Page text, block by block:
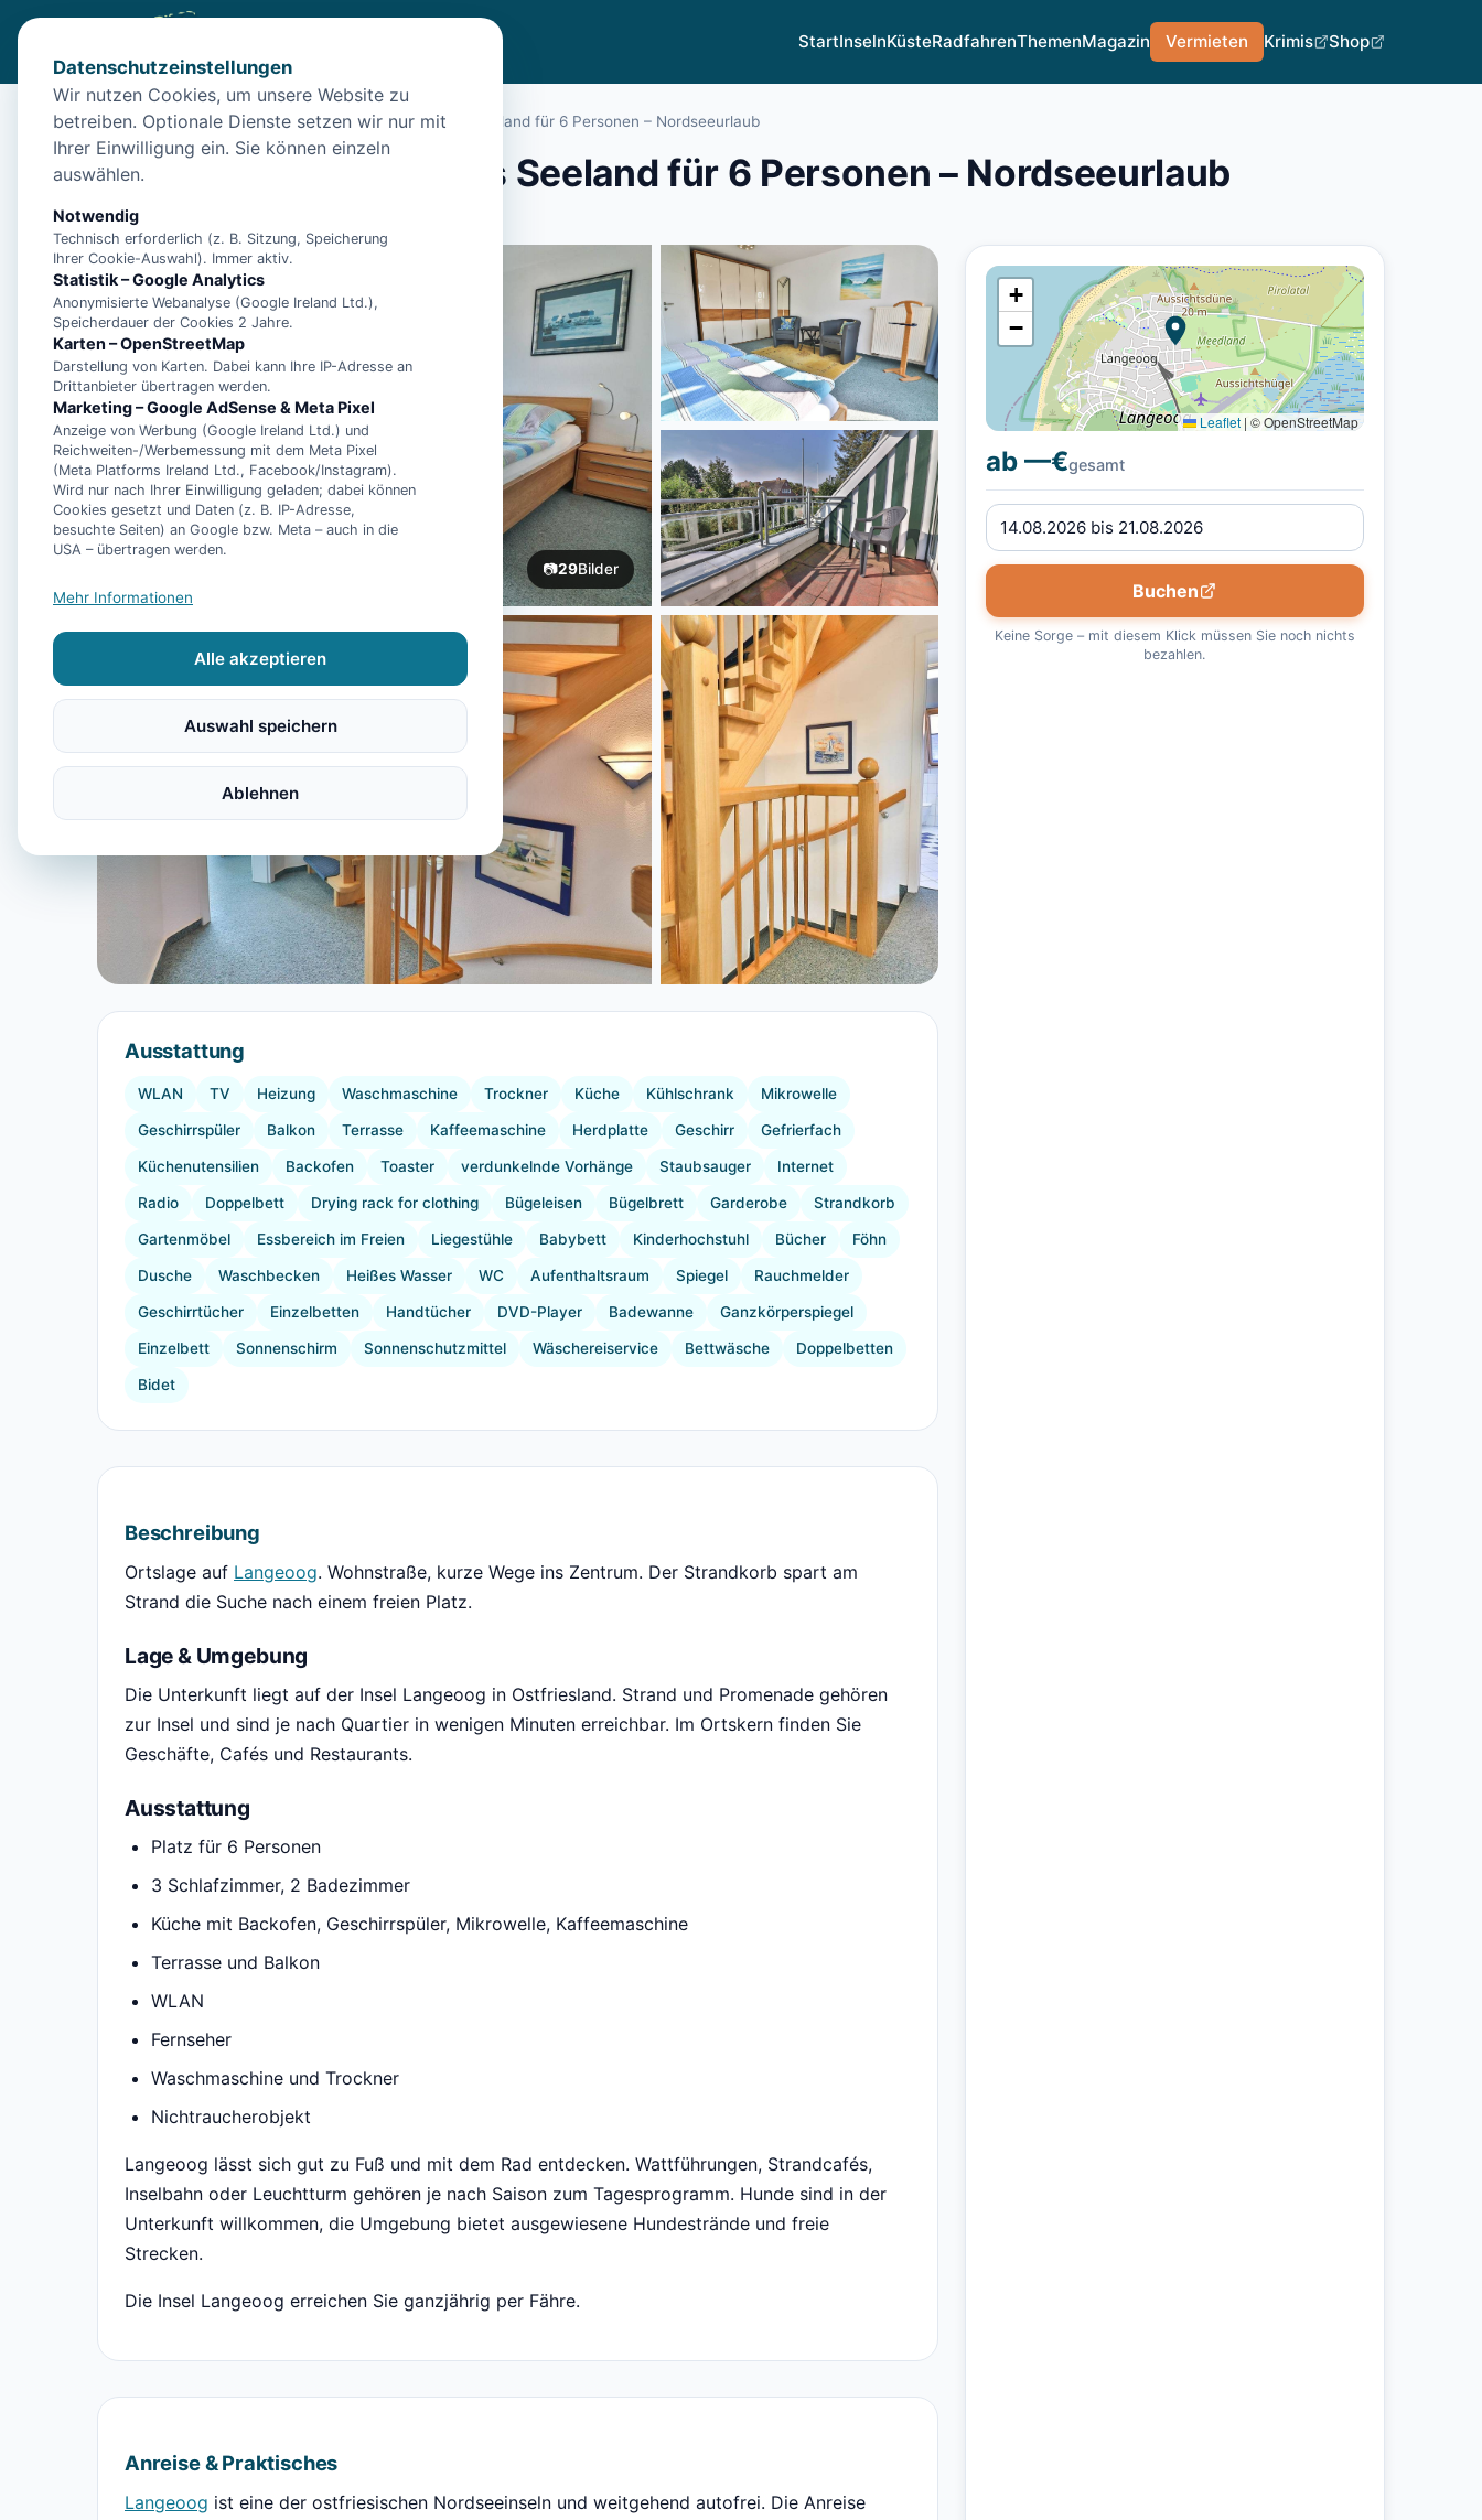
StartInselnKüsteRadfahrenThemenMagazin Vermieten Krimis Shop
Start Unterkünfte Langeoog/Langeoog – Ferienhaus Seeland für 6 Personen – Nordseeurlaub
Langeoog – Ferienhaus Seeland für 6 Personen – Nordseeurlaub
26465 Langeoog
📷29Bilder
Ausstattung
WLAN TV Heizung Waschmaschine Trockner Küche Kühlschrank Mikrowelle
Geschirrspüler Balkon Terrasse Kaffeemaschine Herdplatte Geschirr Gefrierfach
Küchenutensilien Backofen Toaster verdunkelnde Vorhänge Staubsauger Internet
Radio Doppelbett Drying rack for clothing Bügeleisen Bügelbrett Garderobe Strandkorb
Gartenmöbel Essbereich im Freien Liegestühle Babybett Kinderhochstuhl Bücher Föhn
Dusche Waschbecken Heißes Wasser WC Aufenthaltsraum Spiegel Rauchmelder
Geschirrtücher Einzelbetten Handtücher DVD-Player Badewanne Ganzkörperspiegel
Einzelbett Sonnenschirm Sonnenschutzmittel Wäschereiservice Bettwäsche Doppelbetten
Bidet
Beschreibung
Ortslage auf Langeoog. Wohnstraße, kurze Wege ins Zentrum. Der Strandkorb spart am
Strand die Suche nach einem freien Platz.
Lage & Umgebung
Die Unterkunft liegt auf der Insel Langeoog in Ostfriesland. Strand und Promenade gehören
zur Insel und sind je nach Quartier in wenigen Minuten erreichbar. Im Ortskern finden Sie
Geschäfte, Cafés und Restaurants.
Ausstattung
Platz für 6 Personen
3 Schlafzimmer, 2 Badezimmer
Küche mit Backofen, Geschirrspüler, Mikrowelle, Kaffeemaschine
Terrasse und Balkon
WLAN
Fernseher
Waschmaschine und Trockner
Nichtraucherobjekt
Langeoog lässt sich gut zu Fuß und mit dem Rad entdecken. Wattführungen, Strandcafés,
Inselbahn oder Leuchtturm gehören je nach Saison zum Tagesprogramm. Hunde sind in der
Unterkunft willkommen, die Umgebung bietet ausgewiesene Hundestrände und freie
Strecken.
Die Insel Langeoog erreichen Sie ganzjährig per Fähre.
Anreise & Praktisches
Langeoog ist eine der ostfriesischen Nordseeinseln und weitgehend autofrei. Die Anreise
+
−
Leaflet | © OpenStreetMap
ab —€gesamt
Buchen
Keine Sorge – mit diesem Klick müssen Sie noch nichts
bezahlen.
Datenschutzeinstellungen
Wir nutzen Cookies, um unsere Website zu
betreiben. Optionale Dienste setzen wir nur mit
Ihrer Einwilligung ein. Sie können einzeln
auswählen.
Notwendig
Technisch erforderlich (z. B. Sitzung, Speicherung
Ihrer Cookie-Auswahl). Immer aktiv.
Statistik – Google Analytics
Anonymisierte Webanalyse (Google Ireland Ltd.),
Speicherdauer der Cookies 2 Jahre.
Karten – OpenStreetMap
Darstellung von Karten. Dabei kann Ihre IP-Adresse an
Drittanbieter übertragen werden.
Marketing – Google AdSense & Meta Pixel
Anzeige von Werbung (Google Ireland Ltd.) und
Reichweiten-/Werbemessung mit dem Meta Pixel
(Meta Platforms Ireland Ltd., Facebook/Instagram).
Wird nur nach Ihrer Einwilligung geladen; dabei können
Cookies gesetzt und Daten (z. B. IP-Adresse,
besuchte Seiten) an Google bzw. Meta – auch in die
USA – übertragen werden.
Mehr Informationen
Alle akzeptieren
Auswahl speichern
Ablehnen